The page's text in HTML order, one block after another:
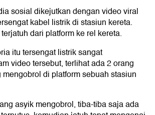
sosial dikejutkan dengan video viral
kabel listrik di stasiun kereta.
dari platform ke rel kereta.
itu tersengat listrik sangat
video tersebut, terlihat ada 2 orang
di platform sebuah stasiun
asyik mengobrol, tiba-tiba saja ada